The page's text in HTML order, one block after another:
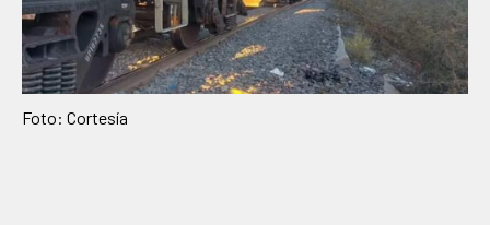
Foto: Cortesía